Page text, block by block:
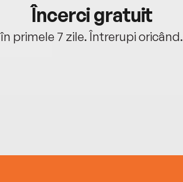
Încerci gratuit
în primele 7 zile. Întrerupi oricând.